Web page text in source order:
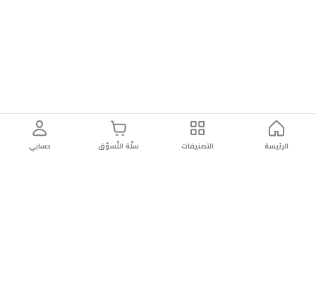
الرئيسة التصنيفات سلّة التّسوّق حسابي